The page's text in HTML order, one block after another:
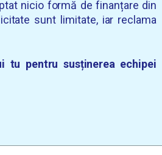
nicio formă de finanțare din
sunt limitate, iar reclama
tu pentru susținerea echipei